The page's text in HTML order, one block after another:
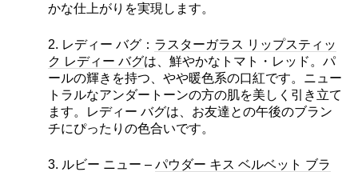
かな仕上がりを実現します。
2. レディー バグ： ラスターガラス リップスティッ
ク レディー バグは、鮮やかなトマト・レッド。パ
ールの輝きを持つ、やや暖色系の口紅です。ニュー
トラルなアンダートーンの方の肌を美しく引き立て
ます。レディー バグは、お友達との午後のブラン
チにぴったりの色合いです。
3. ルビー ニュー – パウダー キス ベルベット ブラ